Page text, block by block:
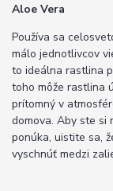
Aloe Vera
Používa sa
málo jednotlivcov
to ideálna rastlina
toho môže rastlina
prítomný v
domova. Aby ste si
ponúka, uistite sa,
vyschnúť medzi